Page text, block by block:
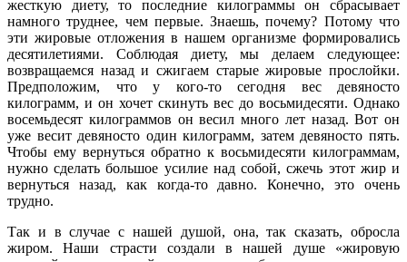
жесткую диету, то последние килограммы он сбрасывает
намного труднее, чем первые. Знаешь, почему? Потому что
эти жировые отложения в нашем организме формировались
десятилетиями. Соблюдая диету, мы делаем следующее:
возвращаемся назад и сжигаем старые жировые прослойки.
Предположим, что у кого-то сегодня вес девяносто
килограмм, и он хочет скинуть вес до восьмидесяти. Однако
восемьдесят килограммов он весил много лет назад. Вот он
уже весит девяносто один килограмм, затем девяносто пять.
Чтобы ему вернуться обратно к восьмидесяти килограммам,
нужно сделать большое усилие над собой, сжечь этот жир и
вернуться назад, как когда-то давно. Конечно, это очень
трудно.
Так и в случае с нашей душой, она, так сказать, обросла
жиром. Наши страсти создали в нашей душе «жировую